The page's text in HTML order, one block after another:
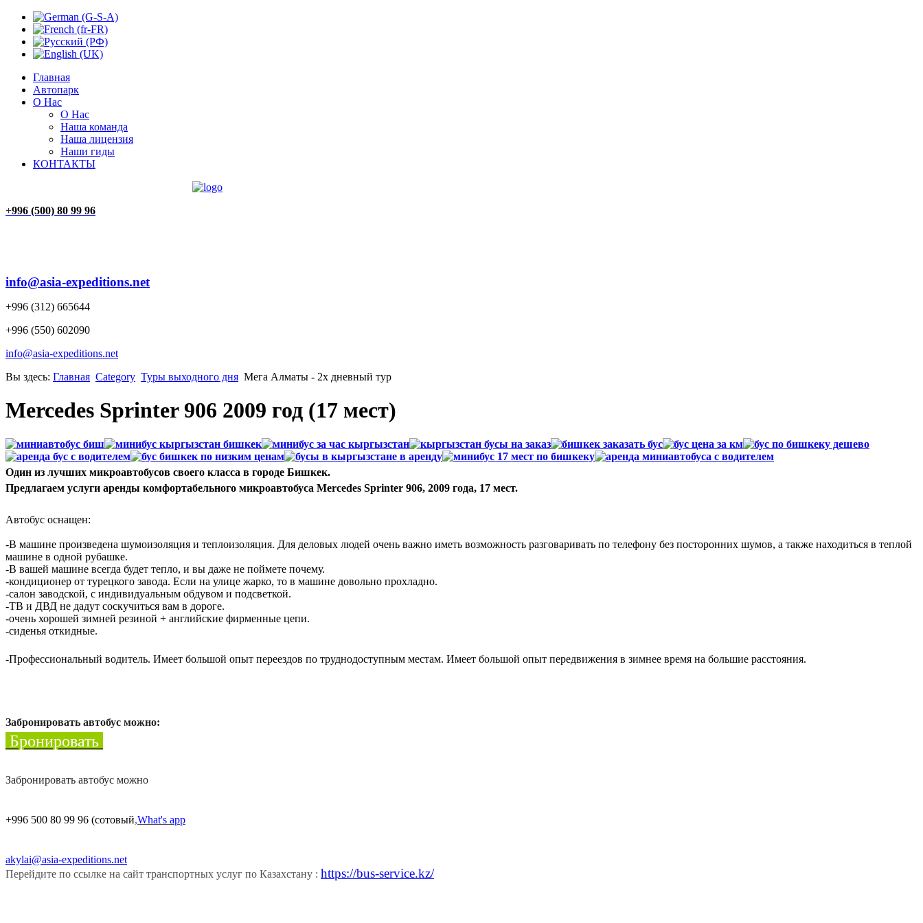
Главная
Автопарк
О Нас
О Нас
Наша команда
Наша лицензия
Наши гиды
КОНТАКТЫ
+996 (500) 80 99 96
info@asia-expeditions.net
+996 (312) 665644
+996 (550) 602090
info@asia-expeditions.net
Вы здесь: Главная Category Туры выходного дня Мега Алматы - 2х дневный тур
Mercedes Sprinter 906 2009 год (17 мест)
Один из лучших микроавтобусов своего класса в городе Бишкек.
Предлагаем услуги аренды комфортабельного микроавтобуса Mercedes Sprinter 906, 2009 года, 17 мест.
Автобус оснащен:
-В машине произведена шумоизоляция и теплоизоляция. Для деловых людей очень важно иметь возможность разговаривать по телефону без посторонних шумов, а также находиться в теплой
машине в одной рубашке.
-В вашей машине всегда будет тепло, и вы даже не поймете почему.
-кондиционер от турецкого завода. Если на улице жарко, то в машине довольно прохладно.
-салон заводской, с индивидуальным обдувом и подсветкой.
-ТВ и ДВД не дадут соскучиться вам в дороге.
-очень хорошей зимней резиной + английские фирменные цепи.
-сиденья откидные.
-Профессиональный водитель. Имеет большой опыт переездов по труднодоступным местам. Имеет большой опыт передвижения в зимнее время на большие расстояния.
Забронировать автобус можно:
Бронировать
Забронировать автобус можно
+996 500 80 99 96 (сотовый,What's app
akylai@asia-expeditions.net
Перейдите по ссылке на сайт транспортных услуг по Казахстану : https://bus-service.kz/